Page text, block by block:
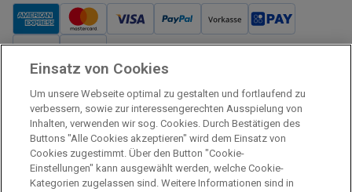
Verkauf und Versand
Kostenloser Versand:
Verkauf und Versand durch:
Verkauf Gutscheine durch:
Sicher einkaufen
Einsatz von Cookies
Um unsere Webseite optimal zu gestalten und fortlaufend zu
verbessern, sowie zur interessengerechten Ausspielung von
Inhalten, verwenden wir sog. Cookies. Durch Bestätigen des
Buttons "Alle Cookies akzeptieren" wird dem Einsatz von
Cookies zugestimmt. Über den Button "Cookie-
Einstellungen" kann ausgewählt werden, welche Cookie-
Kategorien zugelassen sind. Weitere Informationen sind in